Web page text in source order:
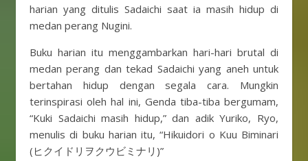
harian yang ditulis Sadaichi saat ia masih hidup di
medan perang Nugini.
Buku harian itu menggambarkan hari-hari brutal di
medan perang dan tekad Sadaichi yang aneh untuk
bertahan hidup dengan segala cara. Mungkin
terinspirasi oleh hal ini, Genda tiba-tiba bergumam,
“Kuki Sadaichi masih hidup,” dan adik Yuriko, Ryo,
menulis di buku harian itu, “Hikuidori o Kuu Biminari
(ヒクイドリヲクウビミナリ)”